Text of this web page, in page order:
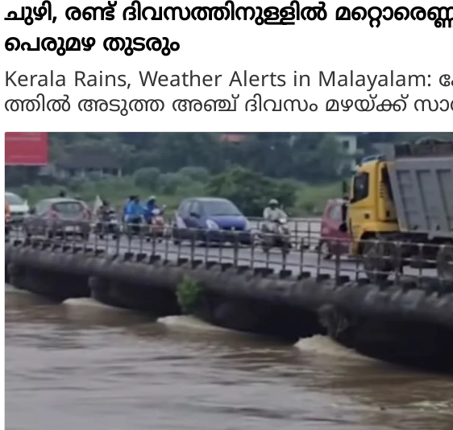
ചുഴി, രണ്ട് ദിവസത്തിനുള്ളില്‍
പെരുമഴ തുടരും
Kerala Rains, Weather Alerts in Malayalam:
ത്തില്‍ അടുത്ത അഞ്ച് ദിവസം മഴയ്ക്ക്